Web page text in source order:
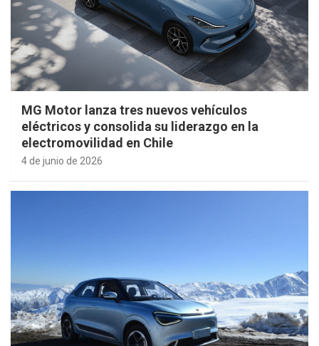
MG Motor lanza tres nuevos vehículos
eléctricos y consolida su liderazgo en la
electromovilidad en Chile
4 de junio de 2026